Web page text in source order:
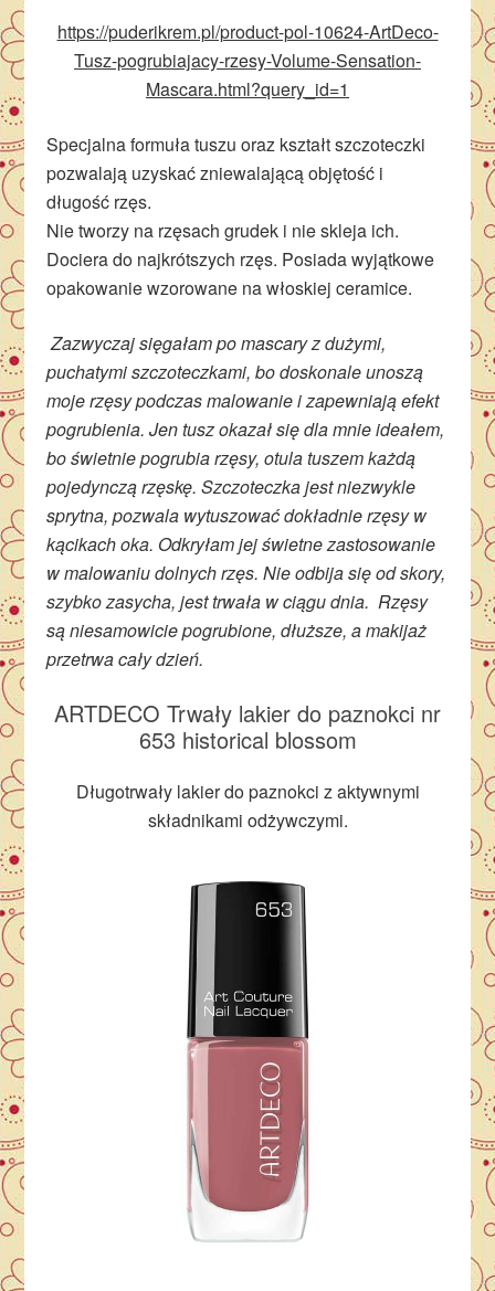
https://puderikrem.pl/product-pol-10624-ArtDeco-
Tusz-pogrubiajacy-rzesy-Volume-Sensation-
Mascara.html?query_id=1
Specjalna formuła tuszu oraz kształt szczoteczki
pozwalają uzyskać zniewalającą objętość i
długość rzęs.
Nie tworzy na rzęsach grudek i nie skleja ich.
Dociera do najkrótszych rzęs. Posiada wyjątkowe
opakowanie wzorowane na włoskiej ceramice.
Zazwyczaj sięgałam po mascary z dużymi,
puchatymi szczoteczkami, bo doskonale unoszą
moje rzęsy podczas malowanie i zapewniają efekt
pogrubienia. Jen tusz okazał się dla mnie ideałem,
bo świetnie pogrubia rzęsy, otula tuszem każdą
pojedynczą rzęskę. Szczoteczka jest niezwykle
sprytna, pozwala wytuszować dokładnie rzęsy w
kącikach oka. Odkryłam jej świetne zastosowanie
w malowaniu dolnych rzęs. Nie odbija się od skory,
szybko zasycha, jest trwała w ciągu dnia. Rzęsy
są niesamowicie pogrubione, dłuższe, a makijaż
przetrwa cały dzień.
ARTDECO Trwały lakier do paznokci nr
653 historical blossom
Długotrwały lakier do paznokci z aktywnymi
składnikami odżywczymi.